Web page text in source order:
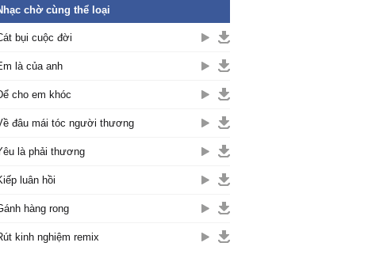
chờ cùng thể loại
bụi cuộc đời
là của anh
cho em khóc
đâu mái tóc người thương
là phải thương
luân hồi
hàng rong
kinh nghiệm remix